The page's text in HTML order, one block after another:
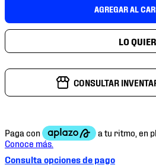
AGREGAR AL
CONSULTAR
Consulta opciones de pago
8.
chivas
10. tenis nike